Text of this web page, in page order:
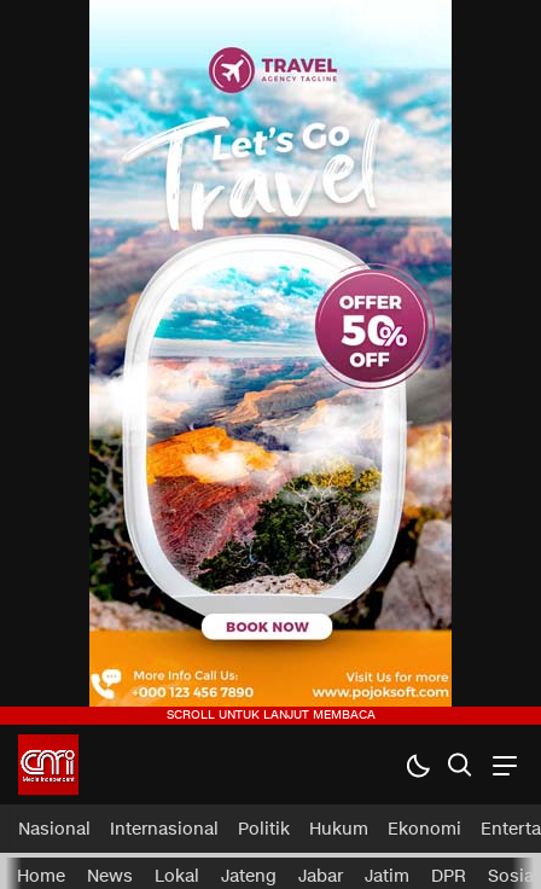
Nasional Internasional Politik Hukum Ekonomi
Home News Lokal Jateng Jabar Jatim DPR Sosial